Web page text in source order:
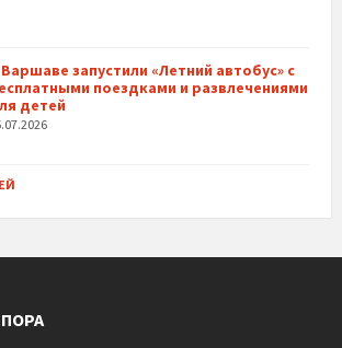
запустили «Летний автобус» с
поездками и развлечениями
детей